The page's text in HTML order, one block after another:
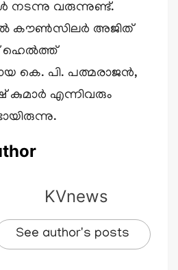
നടന്നു വരുന്നുണ്ട്.
കൗൺസിലർ അജിത്
ഹെൽത്ത്
കെ. പി. പത്മരാജൻ,
എന്നിവരും
KVnews
See author's posts